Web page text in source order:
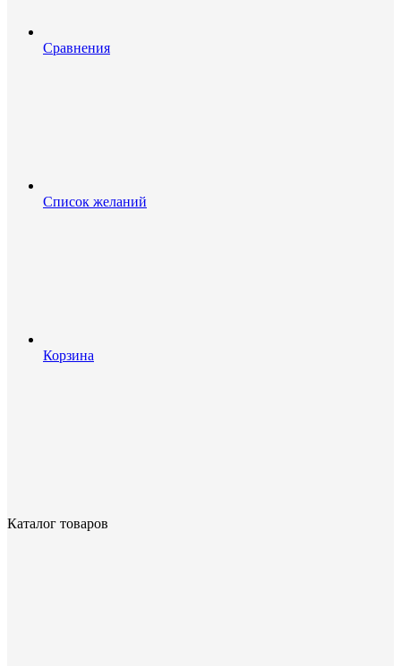
Сравнения
Список желаний
Корзина
Каталог товаров